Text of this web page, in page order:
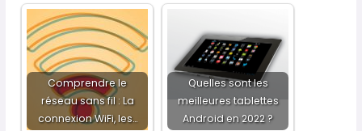
Comprendre le
réseau sans fil : La
connexion WiFi, les…
Quelles sont les
meilleures tablettes
Android en 2022 ?